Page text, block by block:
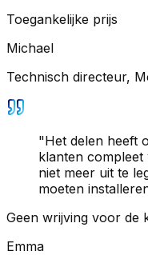
Toegankelijke prijs
Michael
Technisch directeur,
"Het delen heeft
klanten
niet meer uit te
moeten
Geen wrijving voor de
Emma